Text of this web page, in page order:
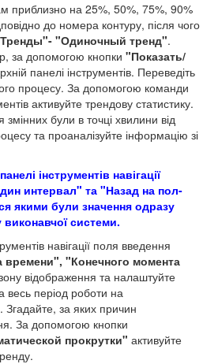
приблизно на 25%, 50%, 75%, 90%
до номера контуру, після чого
"Одиночный тренд".
за допомогою кнопки "Показать/
панелі інструментів. Переведіть
процесу. За допомогою команди
активуйте трендову статистику.
змінних були в точці хвилини від
та проаналізуйте інформацію зі
інструментів навігації
интервал" та "Назад на пол-
якими були значення одразу
виконавчої системи.
навігації поля введення
времени", "Конечного момента
відображення та налаштуйте
весь період роботи на
Згадайте, за яких причин
За допомогою кнопки
прокрутки" активуйте